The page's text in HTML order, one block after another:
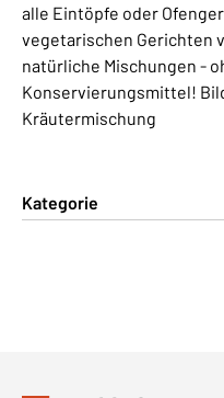
alle Eintöpfe oder
vegetarischen Gerichten
natürliche Mischungen -
Konservierungsmittel!
Kräutermischung
Kategorie